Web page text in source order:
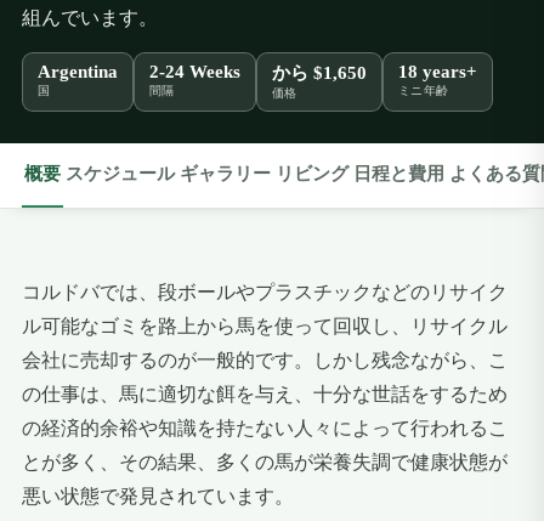
組んでいます。
Argentina
国
2-24 Weeks
間隔
から $1,650
価格
18 years+
ミニ年齢
概要 スケジュール ギャラリー リビング 日程と費用 よくある質
コルドバでは、段ボールやプラスチックなどのリサイク
ル可能なゴミを路上から馬を使って回収し、リサイクル
会社に売却するのが一般的です。しかし残念ながら、こ
の仕事は、馬に適切な餌を与え、十分な世話をするため
の経済的余裕や知識を持たない人々によって行われるこ
とが多く、その結果、多くの馬が栄養失調で健康状態が
悪い状態で発見されています。